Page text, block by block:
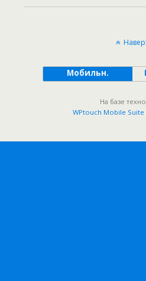
Мобильн.
На базе
WPtouch Mobile